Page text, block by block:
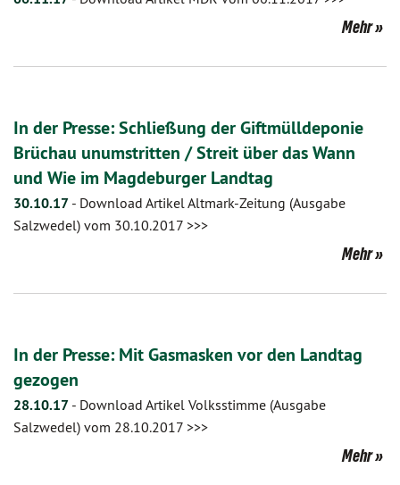
Mehr
In der Presse: Schließung der Giftmülldeponie
Brüchau unumstritten / Streit über das Wann
und Wie im Magdeburger Landtag
30.10.17 - Download Artikel Altmark-Zeitung (Ausgabe
Salzwedel) vom 30.10.2017 >>>
Mehr
In der Presse: Mit Gasmasken vor den Landtag
gezogen
28.10.17 - Download Artikel Volksstimme (Ausgabe
Salzwedel) vom 28.10.2017 >>>
Mehr